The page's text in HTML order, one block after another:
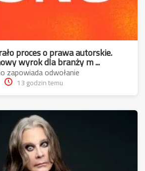
proces o prawa autorskie.
wyrok dla branży m ...
zapowiada odwołanie
13 godzin temu